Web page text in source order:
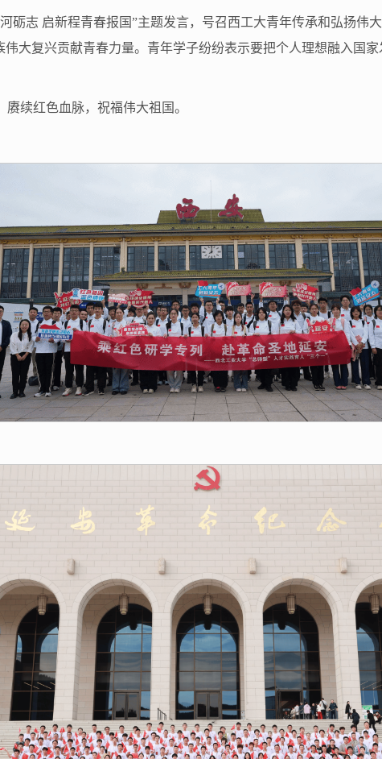
砺志 启新程青春报国”主题发言，号召西工大青年传承和弘扬伟
大复兴贡献青春力量。青年学子纷纷表示要把个人理想融入国
续红色血脉，祝福伟大祖国。